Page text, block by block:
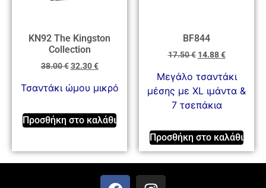
KN92 The Kingston
Collection
38.00€ 32.30€
Τσαντάκι ώμου μικρό
Προσθήκη στο καλάθι
BF844
17.50€ 14.88€
Μεγάλο τσαντάκι
μέσης με XL ιμάντα &
7 τσεπάκια
Προσθήκη στο καλάθι